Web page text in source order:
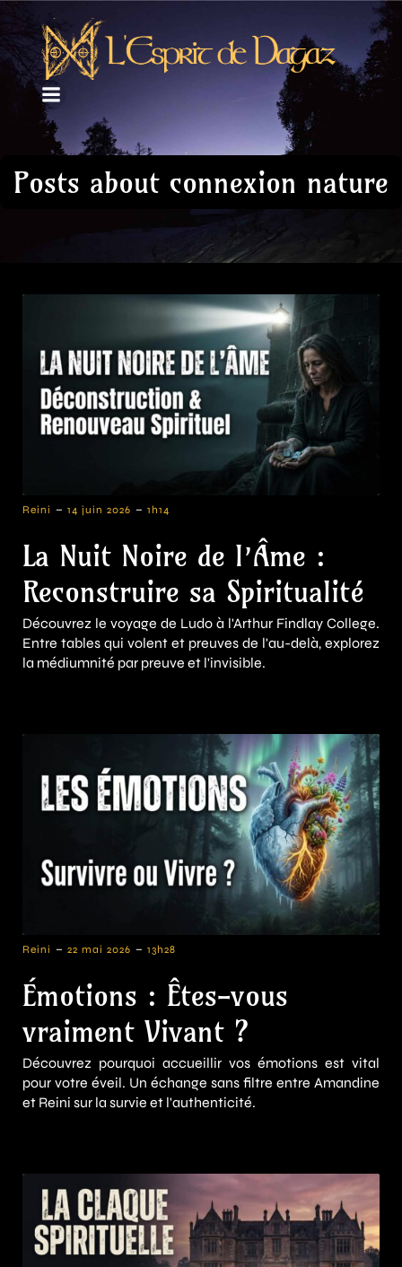
Posts about connexion nature
Reini - 14 juin 2026 - 1h14
La Nuit Noire de l’Âme :
Reconstruire sa Spiritualité
Découvrez le voyage de Ludo à l'Arthur Findlay College.
Entre tables qui volent et preuves de l'au-delà, explorez
la médiumnité par preuve et l'invisible.
Reini - 22 mai 2026 - 13h28
Émotions : Êtes-vous
vraiment Vivant ?
Découvrez pourquoi accueillir vos émotions est vital
pour votre éveil. Un échange sans filtre entre Amandine
et Reini sur la survie et l'authenticité.